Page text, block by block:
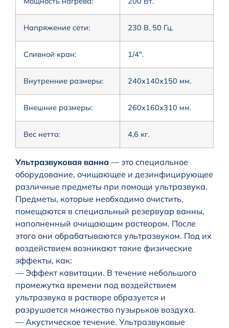
Напряжение сети: 230 В, 50 Гц.
Сливной кран: 1/4″.
Внутренние размеры: 240х140х150 мм.
Внешние размеры: 260х160х310 мм.
Вес нетто: 4,6 кг.
Ультразвуковая ванна — это специальное
оборудование, очищающее и дезинфицирующее
различные предметы при помощи ультразвука.
Предметы, которые необходимо очистить,
помещаются в специальный резервуар ванны,
наполненный очищающим раствором. После
этого они обрабатываются ультразвуком. Под их
воздействием возникают такие физические
эффекты, как:
— Эффект кавитации. В течение небольшого
промежутка времени под воздействием
ультразвука в растворе образуется и
разрушается множество пузырьков воздуха.
— Акустическое течение. Ультразвуковые